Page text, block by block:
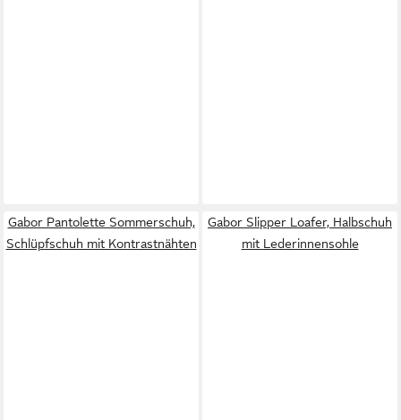
Gabor Pantolette Sommerschuh,
Schlüpfschuh mit Kontrastnähten
Gabor Slipper Loafer, Halbschuh
mit Lederinnensohle